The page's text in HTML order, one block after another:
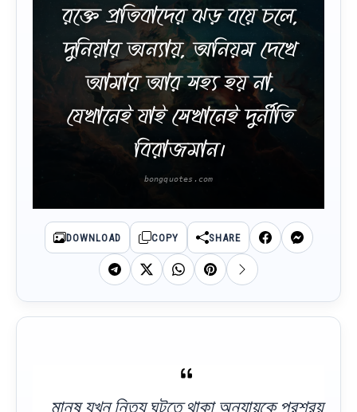
রক্তে প্রতিবাদের ঝড় বয়ে চলে,
দুনিয়ার অন্যায়, অনিয়ম দেখে
আমার আর সহ্য হয় না,
যেখানেই যাই সেখানেই দুর্নীতি
বিরাজমান।
DOWNLOAD COPY SHARE
মানুষ যখন নিত্য ঘটতে থাকা অন্যায়কে প্রশ্রয়